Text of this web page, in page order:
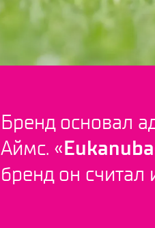
Бренд основал
Аймс. «Eukanuba
бренд он